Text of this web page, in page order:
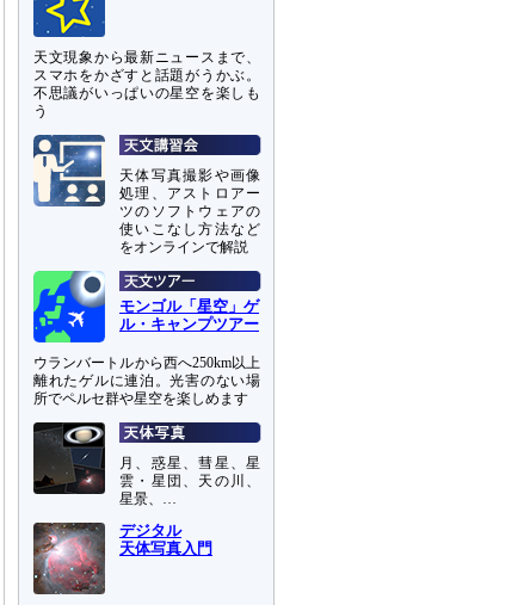
天文現象から最新ニュースまで、
スマホをかざすと話題がうかぶ。
不思議がいっぱいの星空を楽しも
う
天体写真撮影や画像
処理、アストロアー
ツのソフトウェアの
使いこなし方法など
をオンラインで解説
モンゴル「星空」ゲ
ル・キャンプツアー
ウランバートルから西へ250km以上
離れたゲルに連泊。光害のない場
所でペルセ群や星空を楽しめます
月、惑星、彗星、星
雲・星団、天の川、
星景、…
デジタル
天体写真入門